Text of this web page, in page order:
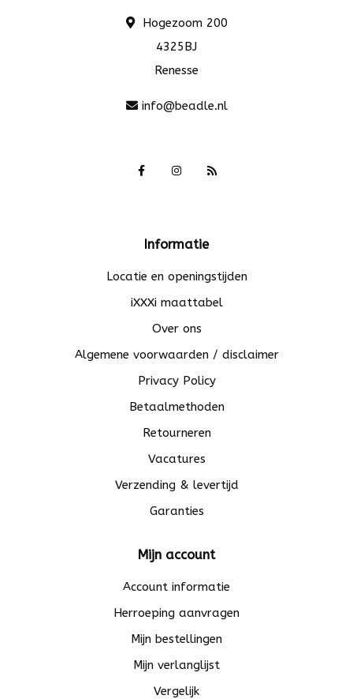
Hogezoom 200
4325BJ
Renesse
info@beadle.nl
Informatie
Locatie en openingstijden
iXXXi maattabel
Over ons
Algemene voorwaarden / disclaimer
Privacy Policy
Betaalmethoden
Retourneren
Vacatures
Verzending & levertijd
Garanties
Mijn account
Account informatie
Herroeping aanvragen
Mijn bestellingen
Mijn verlanglijst
Vergelijk